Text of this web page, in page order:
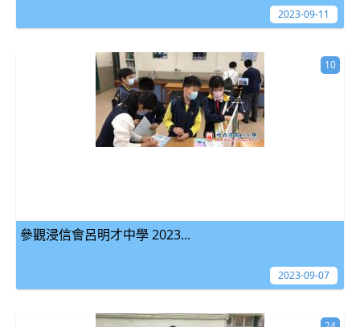
2023-09-11
參觀浸信會呂明才中學 2023...
10
2023-09-07